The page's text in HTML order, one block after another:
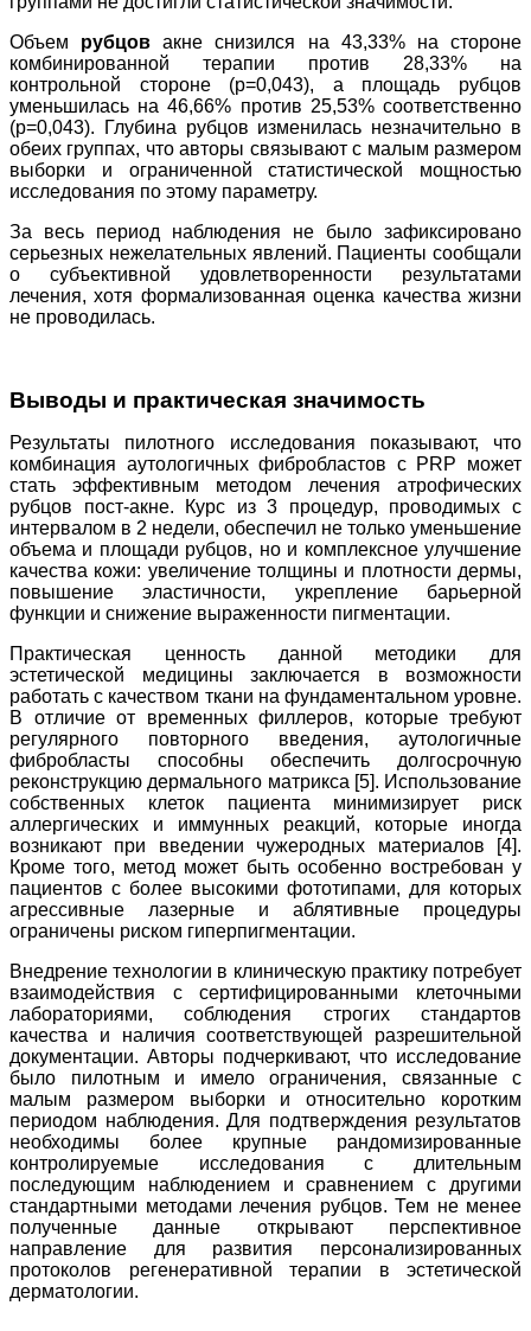
Объем рубцов акне снизился на 43,33% на стороне
комбинированной терапии против 28,33% на
контрольной стороне (p=0,043), а площадь рубцов
уменьшилась на 46,66% против 25,53% соответственно
(p=0,043). Глубина рубцов изменилась незначительно в
обеих группах, что авторы связывают с малым размером
выборки и ограниченной статистической мощностью
исследования по этому параметру.
За весь период наблюдения не было зафиксировано
серьезных нежелательных явлений. Пациенты сообщали
о субъективной удовлетворенности результатами
лечения, хотя формализованная оценка качества жизни
не проводилась.
Выводы и практическая значимость
Результаты пилотного исследования показывают, что
комбинация аутологичных фибробластов с PRP может
стать эффективным методом лечения атрофических
рубцов пост-акне. Курс из 3 процедур, проводимых с
интервалом в 2 недели, обеспечил не только уменьшение
объема и площади рубцов, но и комплексное улучшение
качества кожи: увеличение толщины и плотности дермы,
повышение эластичности, укрепление барьерной
функции и снижение выраженности пигментации.
Практическая ценность данной методики для
эстетической медицины заключается в возможности
работать с качеством ткани на фундаментальном уровне.
В отличие от временных филлеров, которые требуют
регулярного повторного введения, аутологичные
фибробласты способны обеспечить долгосрочную
реконструкцию дермального матрикса [5]. Использование
собственных клеток пациента минимизирует риск
аллергических и иммунных реакций, которые иногда
возникают при введении чужеродных материалов [4].
Кроме того, метод может быть особенно востребован у
пациентов с более высокими фототипами, для которых
агрессивные лазерные и аблятивные процедуры
ограничены риском гиперпигментации.
Внедрение технологии в клиническую практику потребует
взаимодействия с сертифицированными клеточными
лабораториями, соблюдения строгих стандартов
качества и наличия соответствующей разрешительной
документации. Авторы подчеркивают, что исследование
было пилотным и имело ограничения, связанные с
малым размером выборки и относительно коротким
периодом наблюдения. Для подтверждения результатов
необходимы более крупные рандомизированные
контролируемые исследования с длительным
последующим наблюдением и сравнением с другими
стандартными методами лечения рубцов. Тем не менее
полученные данные открывают перспективное
направление для развития персонализированных
протоколов регенеративной терапии в эстетической
дерматологии.